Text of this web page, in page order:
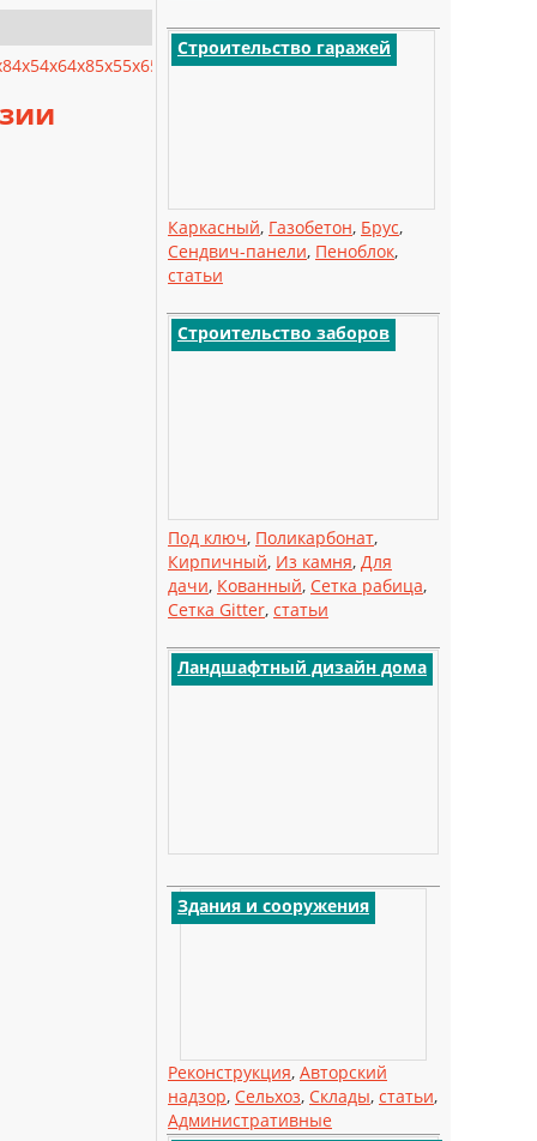
Строительство гаражей
Каркасный, Газобетон, Брус,
Сендвич-панели, Пеноблок,
статьи
Строительство заборов
Под ключ, Поликарбонат,
Кирпичный, Из камня, Для
дачи, Кованный, Сетка рабица,
Сетка Gitter, статьи
Ландшафтный дизайн дома
Здания и сооружения
Реконструкция, Авторский
надзор, Сельхоз, Склады, статьи,
Административные
4x54x64x85x55x65x85x106x66x86x96x106x128x8